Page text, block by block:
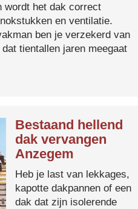
wordt het dak correct
en ventilatie.
ben je verzekerd van
tientallen jaren meegaat
Bestaand hellend
dak vervangen
Anzegem
Heb je last van lekkages,
kapotte dakpannen of een
dak dat zijn isolerende